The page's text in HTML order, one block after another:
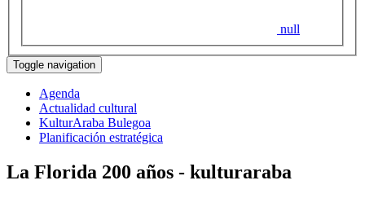
null
Toggle navigation
Agenda
Actualidad cultural
KulturAraba Bulegoa
Planificación estratégica
La Florida 200 años - kulturaraba